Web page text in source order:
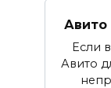
Авито
Если
Авито